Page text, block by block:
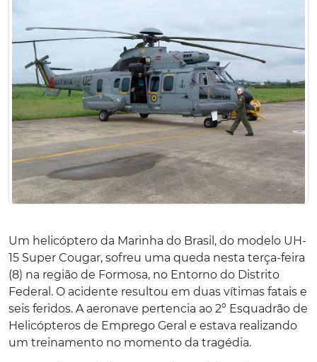
Um helicóptero da Marinha do Brasil, do modelo UH-
15 Super Cougar, sofreu uma queda nesta terça-feira
(8) na região de Formosa, no Entorno do Distrito
Federal. O acidente resultou em duas vítimas fatais e
seis feridos. A aeronave pertencia ao 2º Esquadrão de
Helicópteros de Emprego Geral e estava realizando
um treinamento no momento da tragédia.